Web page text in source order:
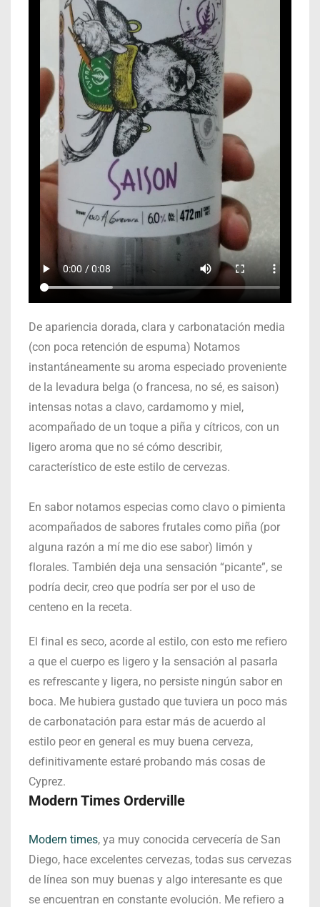
De apariencia dorada, clara y carbonatación media
(con poca retención de espuma) Notamos
instantáneamente su aroma especiado proveniente
de la levadura belga (o francesa, no sé, es saison)
intensas notas a clavo, cardamomo y miel,
acompañado de un toque a piña y cítricos, con un
ligero aroma que no sé cómo describir,
característico de este estilo de cervezas.
En sabor notamos especias como clavo o pimienta
acompañados de sabores frutales como piña (por
alguna razón a mí me dio ese sabor) limón y
florales. También deja una sensación “picante”, se
podría decir, creo que podría ser por el uso de
centeno en la receta.
El final es seco, acorde al estilo, con esto me refiero
a que el cuerpo es ligero y la sensación al pasarla
es refrescante y ligera, no persiste ningún sabor en
boca. Me hubiera gustado que tuviera un poco más
de carbonatación para estar más de acuerdo al
estilo peor en general es muy buena cerveza,
definitivamente estaré probando más cosas de
Cyprez.
Modern Times Orderville
Modern times, ya muy conocida cervecería de San
Diego, hace excelentes cervezas, todas sus cervezas
de línea son muy buenas y algo interesante es que
se encuentran en constante evolución. Me refiero a